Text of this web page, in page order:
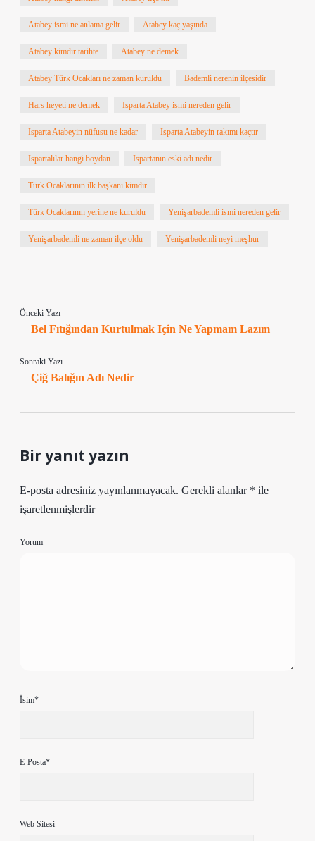
Atabey ismi ne anlama gelir Atabey kaç yaşında
Atabey kimdir tarihte Atabey ne demek
Atabey Türk Ocakları ne zaman kuruldu Bademli nerenin ilçesidir
Hars heyeti ne demek Isparta Atabey ismi nereden gelir
Isparta Atabeyin nüfusu ne kadar Isparta Atabeyin rakımı kaçtır
Ispartalılar hangi boydan Ispartanın eski adı nedir
Türk Ocaklarının ilk başkanı kimdir
Türk Ocaklarının yerine ne kuruldu Yenişarbademli ismi nereden gelir
Yenişarbademli ne zaman ilçe oldu Yenişarbademli neyi meşhur
Önceki Yazı
Bel Fıtığından Kurtulmak Için Ne Yapmam Lazım
Sonraki Yazı
Çiğ Balığın Adı Nedir
Bir yanıt yazın
E-posta adresiniz yayınlanmayacak. Gerekli alanlar * ile
işaretlenmişlerdir
Yorum
İsim*
E-Posta*
Web Sitesi